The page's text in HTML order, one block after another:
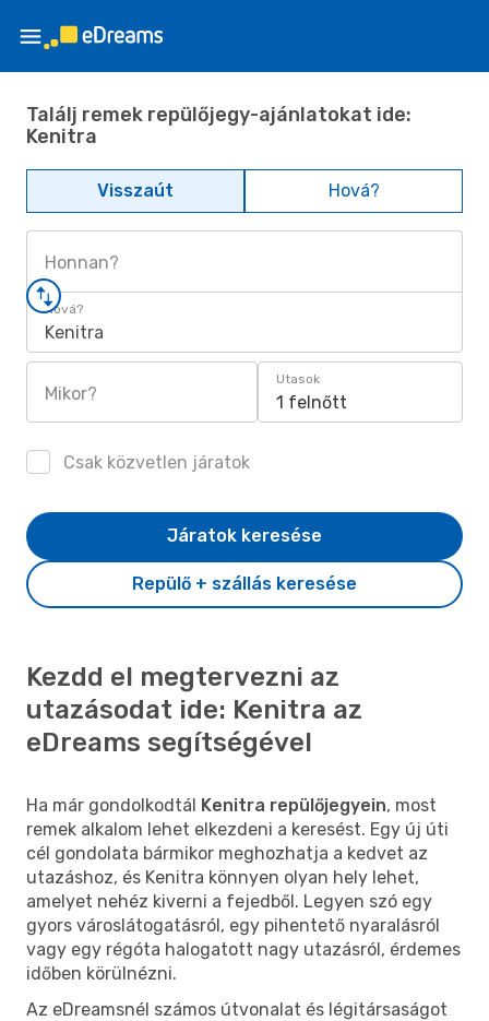
Találj remek repülőjegy-ajánlatokat ide:
Kenitra
Visszaút Hová?
Honnan?
Hová?
Kenitra
Mikor?
Utasok
1 felnőtt
Csak közvetlen járatok
Repülő + szállás keresése
Járatok keresése
Kezdd el megtervezni az
utazásodat ide: Kenitra az
eDreams segítségével
Ha már gondolkodtál Kenitra repülőjegyein, most
remek alkalom lehet elkezdeni a keresést. Egy új úti
cél gondolata bármikor meghozhatja a kedvet az
utazáshoz, és Kenitra könnyen olyan hely lehet,
amelyet nehéz kiverni a fejedből. Legyen szó egy
gyors városlátogatásról, egy pihentető nyaralásról
vagy egy régóta halogatott nagy utazásról, érdemes
időben körülnézni.
Az eDreamsnél számos útvonalat és légitársaságot